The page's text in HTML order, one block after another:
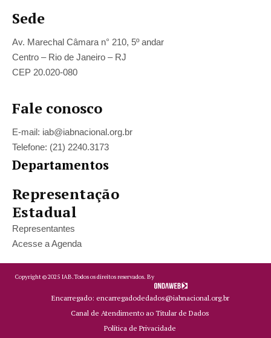
Sede
Av. Marechal Câmara n° 210, 5º andar
Centro – Rio de Janeiro – RJ
CEP 20.020-080
Fale conosco
E-mail: iab@iabnacional.org.br
Telefone: (21) 2240.3173
Departamentos
Representação
Estadual
Representantes
Acesse a Agenda
Copyright ©2025 IAB.Todos os direitos reservados. By
Encarregado: encarregadodedados@iabnacional.org.br
Canal de Atendimento ao Titular de Dados
Política de Privacidade